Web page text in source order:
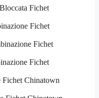
Fichet
Fichet
Fichet
Fichet
Fichet Chinatown